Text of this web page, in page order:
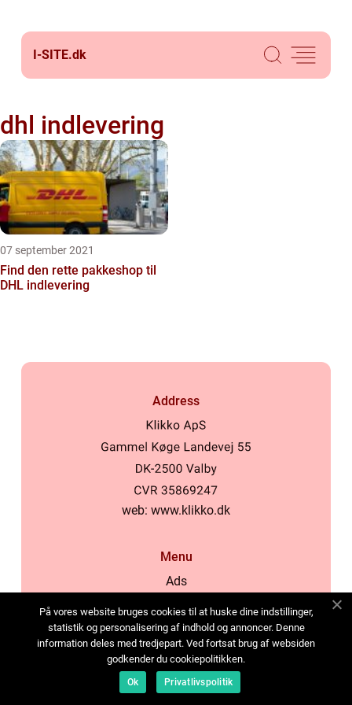
I-SITE.dk
dhl indlevering
07 september 2021
Find den rette pakkeshop til
DHL indlevering
Address
web: www.klikko.dk
Menu
Ads
Cookies
Contact
Sitemap
På vores website bruges cookies til at huske dine indstillinger,
statistik og personalisering af indhold og annoncer. Denne
information deles med tredjepart. Ved fortsat brug af websiden
godkender du cookiepolitikken.
Ok Privatlivspolitik